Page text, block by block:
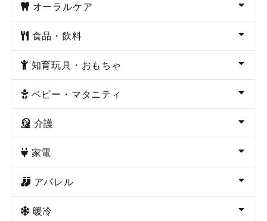
オーラルケア
食品・飲料
知育玩具・おもちゃ
ベビー・マタニティ
介護
家電
アパレル
暖冷